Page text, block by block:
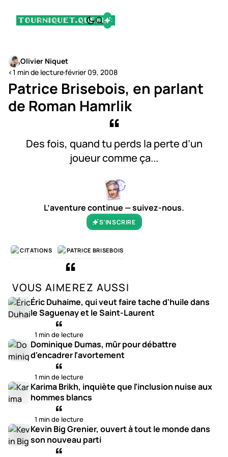
Olivier Niquet
<1 min de lecture·février 09, 2008
Patrice Brisebois, en parlant
de Roman Hamrlik
Des fois, quand tu perds la perte d’un
joueur comme ça...
L’aventure continue — suivez-nous.
S’INSCRIRE
CITATIONS PATRICE BRISEBOIS
VOUS AIMEREZ AUSSI
Éric Duhaime, qui veut faire tache d'huile dans
le Saguenay et le Saint-Laurent
1 min de lecture
Dominique Dumas, mûr pour débattre
d'encadrer l'avortement
1 min de lecture
Karima Brikh, inquiète que l'inclusion nuise aux
hommes blancs
1 min de lecture
Kevin Big Grenier, ouvert à tout le monde dans
son nouveau parti